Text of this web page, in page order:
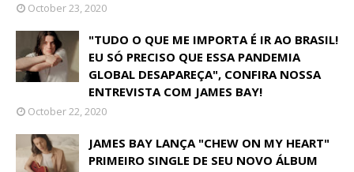
October 23, 2020
"TUDO O QUE ME IMPORTA É IR AO BRASIL!
EU SÓ PRECISO QUE ESSA PANDEMIA
GLOBAL DESAPAREÇA", CONFIRA NOSSA
ENTREVISTA COM JAMES BAY!
October 22, 2020
JAMES BAY LANÇA "CHEW ON MY HEART"
PRIMEIRO SINGLE DE SEU NOVO ÁLBUM